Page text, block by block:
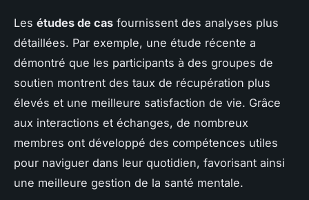
Les études de cas fournissent des analyses plus
détaillées. Par exemple, une étude récente a
démontré que les participants à des groupes de
soutien montrent des taux de récupération plus
élevés et une meilleure satisfaction de vie. Grâce
aux interactions et échanges, de nombreux
membres ont développé des compétences utiles
pour naviguer dans leur quotidien, favorisant ainsi
une meilleure gestion de la santé mentale.